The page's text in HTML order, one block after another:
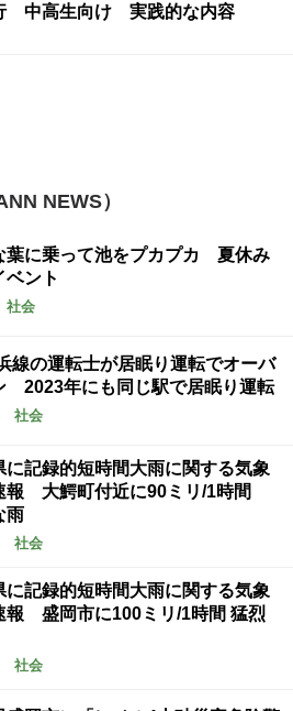
中高生向け 実践的な内容
NEWS）
葉に乗って池をプカプカ 夏休み
ベント
社会
線の運転士が居眠り運転でオーバ
2023年にも同じ駅で居眠り運転
社会
に記録的短時間大雨に関する気象
報 大鰐町付近に90ミリ/1時間
雨
社会
に記録的短時間大雨に関する気象
報 盛岡市に100ミリ/1時間 猛烈
社会